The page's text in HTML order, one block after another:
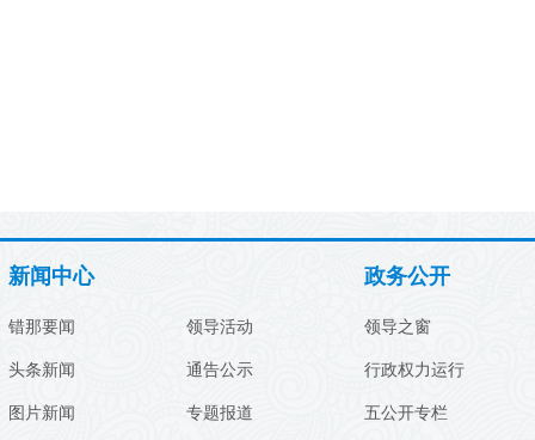
新闻中心
错那要闻
头条新闻
图片新闻
领导活动
通告公示
专题报道
政务公开
领导之窗
行政权力运行
五公开专栏